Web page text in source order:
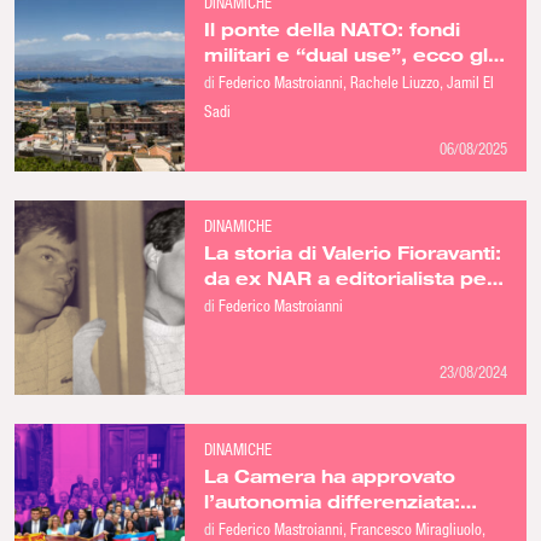
Il ponte della NATO: fondi
militari e “dual use”, ecco gli
interessi all’ombra dello
Stretto di Messina￼
diFederico Mastroianni Rachele Liuzzo Jamil El
Sadi
06/08/2025
DINAMICHE
La storia di Valerio Fioravanti:
da ex NAR a editorialista per
l’Unità
diFederico Mastroianni
23/08/2024
DINAMICHE
La Camera ha approvato
l’autonomia differenziata:
così i patrioti spaccano il
diFederico Mastroianni Francesco Miragliuolo